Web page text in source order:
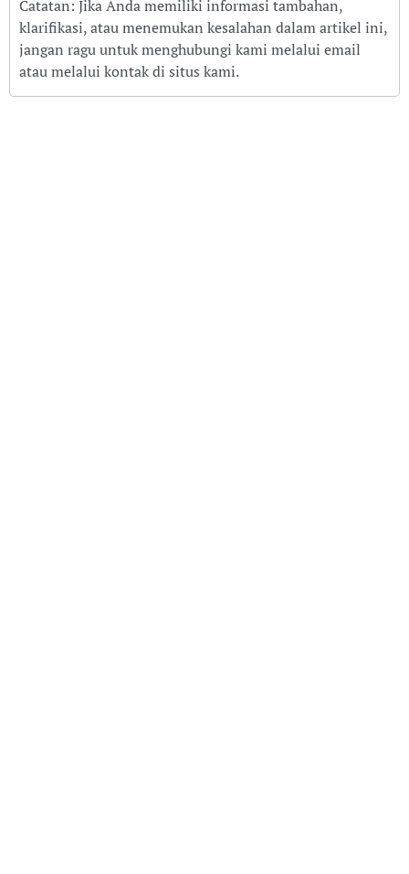
Catatan: Jika Anda memiliki informasi tambahan,
klarifikasi, atau menemukan kesalahan dalam artikel ini,
jangan ragu untuk menghubungi kami melalui email
atau melalui kontak di situs kami.